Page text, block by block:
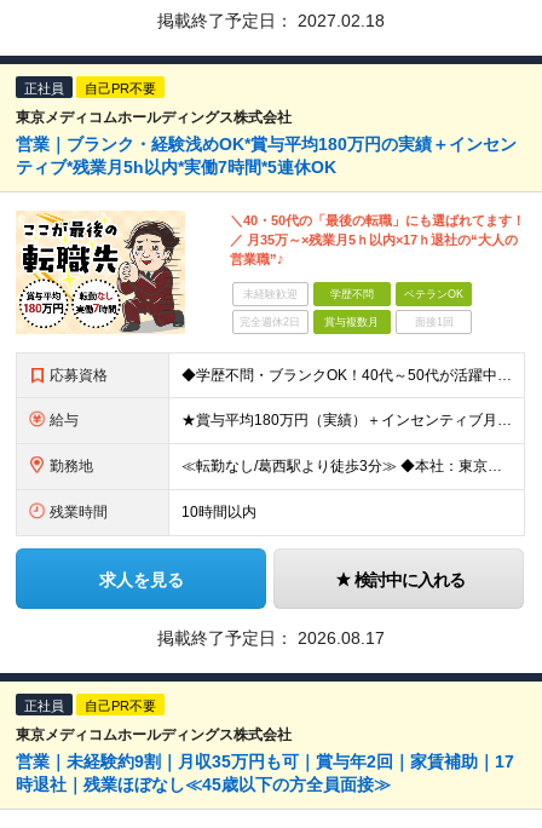
掲載終了予定日： 2027.02.18
正社員 自己PR不要
東京メディコムホールディングス株式会社
営業｜ブランク・経験浅めOK*賞与平均180万円の実績＋インセン
ティブ*残業月5h以内*実働7時間*5連休OK
＼40・50代の「最後の転職」にも選ばれてます！
／ 月35万～×残業月5ｈ以内×17ｈ退社の“大人の
営業職”♪
未経験歓迎 学歴不問 ベテランOK
完全週休2日 賞与複数月 面接1回
応募資格 ◆学歴不問・ブランクOK！40代～50代が活躍中 ◆何かしらの営業経験がある方 ◆普通自動車免許(AT限定可) できるだけ多くの方とお会いしたいと考えています。 ぜひご応募いただければと思います!
給与 ★賞与平均180万円（実績）＋インセンティブ月平均12万円 ★月給35万円以上＋営業手当＋各種手当＋賞与年2回＋インセンティブ ※経験・能力等を考慮の上、優遇いたします ※上記金額には一律手当と固定
勤務地 ≪転勤なし/葛西駅より徒歩3分≫ ◆本社：東京都江戸川区東葛西6-1-17 第6カネ長ビル6F ※(変更の範囲)上記を除く当社関連勤務地
残業時間 10時間以内
求人を見る 検討中に入れる
掲載終了予定日： 2026.08.17
正社員 自己PR不要
東京メディコムホールディングス株式会社
営業｜未経験約9割｜月収35万円も可｜賞与年2回｜家賃補助｜17
時退社｜残業ほぼなし≪45歳以下の方全員面接≫